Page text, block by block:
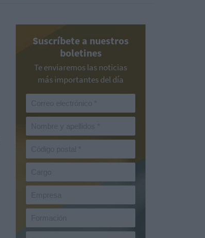
Suscríbete a nuestros
boletines
Te enviaremos las noticias
más importantes del día